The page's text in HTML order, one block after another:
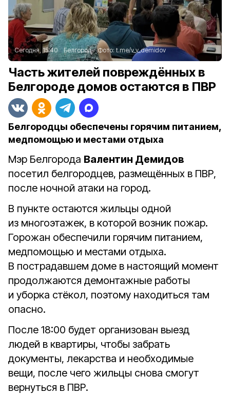
Сегодня, 15:40 Белгород Фото: t.me/v_v_demidov
Часть жителей повреждённых в
Белгороде домов остаются в ПВР
Белгородцы обеспечены горячим питанием,
медпомощью и местами отдыха
Мэр Белгорода Валентин Демидов
посетил белгородцев, размещённых в ПВР,
после ночной атаки на город.
В пункте остаются жильцы одной
из многоэтажек, в которой возник пожар.
Горожан обеспечили горячим питанием,
медпомощью и местами отдыха.
В пострадавшем доме в настоящий момент
продолжаются демонтажные работы
и уборка стёкол, поэтому находиться там
опасно.
После 18:00 будет организован выезд
людей в квартиры, чтобы забрать
документы, лекарства и необходимые
вещи, после чего жильцы снова смогут
вернуться в ПВР.